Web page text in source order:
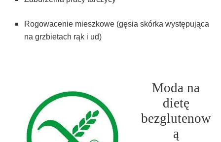
Rogowacenie mieszkowe (gęsia skórka występująca
na grzbietach rąk i ud)
Moda na
dietę
bezglutenow
ą